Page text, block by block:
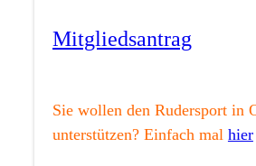
Mitgliedsantrag
Sie wollen den Rudersport in
unterstützen? Einfach mal hier